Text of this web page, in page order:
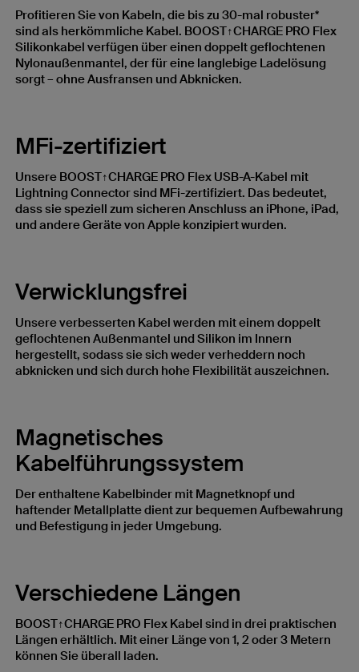
Profitieren Sie von Kabeln, die bis zu 30-mal robuster*
sind als herkömmliche Kabel. BOOST↑CHARGE PRO Flex
Silikonkabel verfügen über einen doppelt geflochtenen
Nylonaußenmantel, der für eine langlebige Ladelösung
sorgt – ohne Ausfransen und Abknicken.
MFi-zertifiziert
Unsere BOOST↑CHARGE PRO Flex USB-A-Kabel mit
Lightning Connector sind MFi-zertifiziert. Das bedeutet,
dass sie speziell zum sicheren Anschluss an iPhone, iPad,
und andere Geräte von Apple konzipiert wurden.
Verwicklungsfrei
Unsere verbesserten Kabel werden mit einem doppelt
geflochtenen Außenmantel und Silikon im Innern
hergestellt, sodass sie sich weder verheddern noch
abknicken und sich durch hohe Flexibilität auszeichnen.
Magnetisches
Kabelführungssystem
Der enthaltene Kabelbinder mit Magnetknopf und
haftender Metallplatte dient zur bequemen Aufbewahrung
und Befestigung in jeder Umgebung.
Verschiedene Längen
BOOST↑CHARGE PRO Flex Kabel sind in drei praktischen
Längen erhältlich. Mit einer Länge von 1, 2 oder 3 Metern
können Sie überall laden.